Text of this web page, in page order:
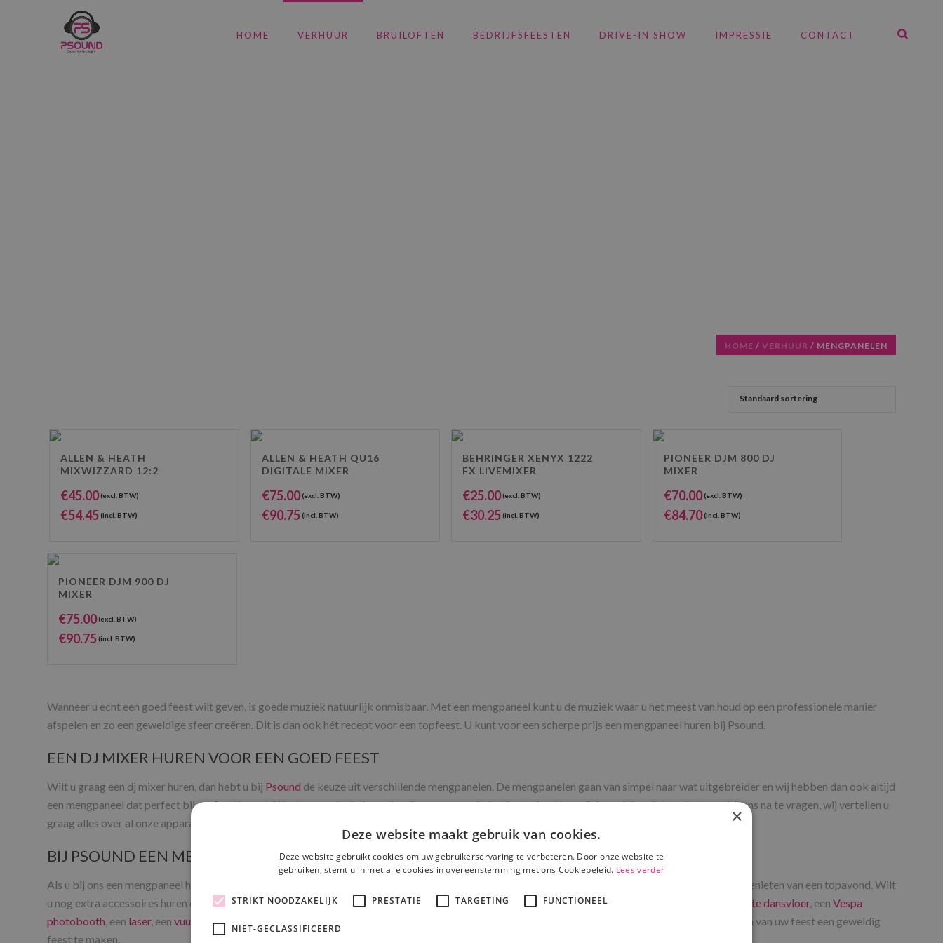
HOME VERHUUR BRUILOFTEN BEDRIJFSFEESTEN DRIVE-IN SHOW IMPRESSIE CONTACT
HOME / VERHUUR / MENGPANELEN
ALLEN & HEATH
MIXWIZZARD 12:2
€45.00(excl. BTW)
€54.45 (incl. BTW)
ALLEN & HEATH QU16
DIGITALE MIXER
€75.00(excl. BTW)
€90.75(incl. BTW)
BEHRINGER XENYX 1222
FX LIVEMIXER
€25.00(excl. BTW)
€30.25 (incl. BTW)
PIONEER DJM 800 DJ
MIXER
€70.00(excl. BTW)
€84.70(incl. BTW)
PIONEER DJM 900 DJ
MIXER
€75.00(excl. BTW)
€90.75 (incl. BTW)
Wanneer u echt een goed feest wilt geven, is goede muziek natuurlijk onmisbaar. Met een mengpaneel kunt u de muziek waar u het meest van houd op een professionele manier
afspelen en zo een geweldige sfeer creëren. Dit is dan ook hét recept voor een topfeest. U kunt voor een scherpe prijs een mengpaneel huren bij Psound.
EEN DJ MIXER HUREN VOOR EEN GOED FEEST
Wilt u graag een dj mixer huren, dan hebt u bij Psound de keuze uit verschillende mengpanelen. De mengpanelen gaan van simpel naar wat uitgebreider en wij hebben dan ook altijd
een mengpaneel dat perfect bij uw feestje past. Weet u nog niet helemaal welk mengpaneel u het beste kunt huren? Aarzel dan niet om het even bij ons na te vragen, wij vertellen u
graag alles over al onze apparatuur.
BIJ PSOUND EEN MENGPANEEL HUREN
Als u bij ons een mengpaneel huurt, weet u zeker dat het mengpaneel van hoge kwaliteit is. Met onze mengpanelen kunt u een écht feestje geven en genieten van een topavond. Wilt
u nog extra accessoires huren om uw feest nog wat meer sfeer te geven? Ook dat kan natuurlijk. Bij Psound kunt u ook een
verlichte dansvloer, een Vespa
photobooth, een laser, een vuurwerkfontein
. Daarbij hebben wij natuurlijk ook de juiste verlichting. Zo hebt u echt alles om van uw feest een geweldig
feest te maken.
×
Deze website maakt gebruik van cookies.
Deze website gebruikt cookies om uw gebruikerservaring te verbeteren. Door onze website te
gebruiken, stemt u in met alle cookies in overeenstemming met ons Cookiebeleid. Lees verder
STRIKT NOODZAKELIJK PRESTATIE TARGETING FUNCTIONEEL
NIET-GECLASSIFICEERD